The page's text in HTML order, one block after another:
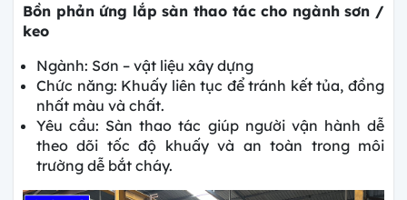
Bồn phản ứng lắp sàn thao tác cho ngành sơn /
keo
Ngành: Sơn – vật liệu xây dựng
Chức năng: Khuấy liên tục để tránh kết tủa, đồng
nhất màu và chất.
Yêu cầu: Sàn thao tác giúp người vận hành dễ
theo dõi tốc độ khuấy và an toàn trong môi
trường dễ bắt cháy.